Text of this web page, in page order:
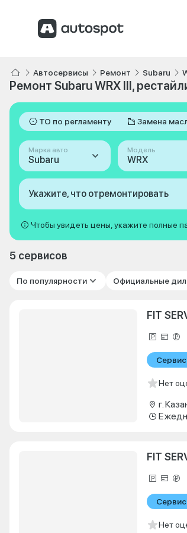
Автосервисы Ремонт Subaru
Ремонт Subaru WRX III,
ТО по регламенту Замена
Марка авто
Subaru
Модель
WRX
Укажите, что отремонтировать
Чтобы увидеть цены, укажите полные
5 сервисов
По популярности Официальные
FIT
Нет
г.
FIT
Нет